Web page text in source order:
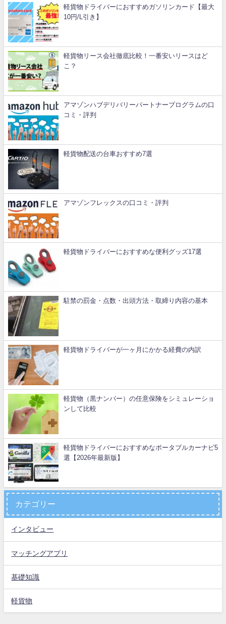
軽貨物ドライバーにおすすめガソリンカード【最大
10円/L引き】
軽貨物リース会社徹底比較！一番安いリースはど
こ？
アマゾンハブデリバリーパートナープログラムの口
コミ・評判
軽貨物配送の台車おすすめ7選
アマゾンフレックスの口コミ・評判
軽貨物ドライバーにおすすめな便利グッズ17選
駐禁の罰金・点数・出頭方法・取締り内容の基本
軽貨物ドライバーが一ヶ月にかかる経費の内訳
軽貨物（黒ナンバー）の任意保険をシミュレーショ
ンして比較
軽貨物ドライバーにおすすめなポータブルカーナビ5
選【2026年最新版】
カテゴリー
インタビュー
マッチングアプリ
基礎知識
軽貨物